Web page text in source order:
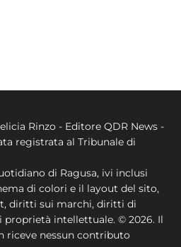
Rinzo - Editore QDR News -
registrata al Tribunale di
di Ragusa, ivi inclusi
di colori e il layout del sito,
diritti sui marchi, diritti di
intellettuale. © 2026. Il
riceve nessun contributo